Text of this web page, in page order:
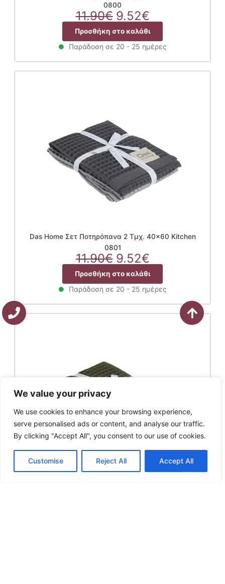
We value your privacy
We use cookies to enhance your browsing experience,
serve personalised ads or content, and analyse our traffic.
By clicking "Accept All", you consent to our use of cookies.
Customise Reject All Accept All
0800
11.90€ Original
price
was:
11.90€.
9.52€Η
τρέχουσα
τιμή
είναι:
9.52€.
Προσθήκη στο καλάθι
Παράδοση σε 20 - 25 ημέρες
Das Home Σετ Ποτηρόπανα 2 Τμχ. 40×60 Kitchen
0801
11.90€ Original
price
was:
11.90€.
9.52€Η
τρέχουσα
τιμή
είναι:
9.52€.
Προσθήκη στο καλάθι
Παράδοση σε 20 - 25 ημέρες